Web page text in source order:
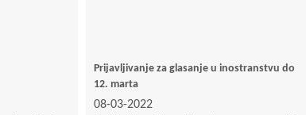
Prijavljivanje za glasanje u inostranstvu do
12. marta
08-03-2022